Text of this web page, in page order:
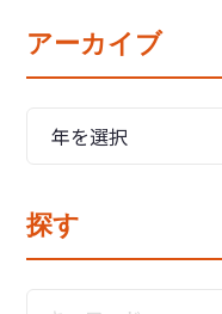
アーカイブ
探す